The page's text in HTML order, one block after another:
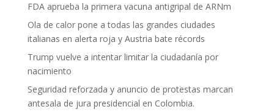
FDA aprueba la primera vacuna antigripal de ARNm
Ola de calor pone a todas las grandes ciudades
italianas en alerta roja y Austria bate récords
Trump vuelve a intentar limitar la ciudadanía por
nacimiento
Seguridad reforzada y anuncio de protestas marcan
antesala de jura presidencial en Colombia.